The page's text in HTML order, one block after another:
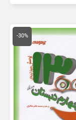
-30%
قیمت
اصلی
30,000 تومان
بود.
قیمت
فعلی